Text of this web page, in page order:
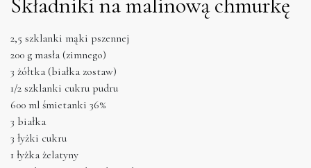
2,5 szklanki mąki pszennej
200 g masła (zimnego)
3 żółtka (białka zostaw)
1/2 szklanki cukru pudru
600 ml śmietanki 36%
3 białka
3 łyżki cukru
1 łyżka żelatyny